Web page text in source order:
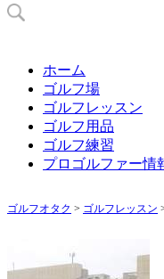
ホーム
ゴルフ場
ゴルフレッスン
ゴルフ用品
ゴルフ練習
プロゴルファー情
ゴルフオタク > ゴルフレッスン